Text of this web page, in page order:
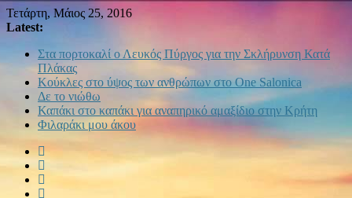
Τετάρτη, Μάιος 25, 2016
Latest:
Στα πορτοκαλί ο Λευκός Πύργος για την Σκλήρυνση Κατά
Πλάκας
Κούκλες στο ύψος των ανθρώπων στο One Salonica
Δε το νιώθω
Καπάκι στο καπάκι για αναπηρικό αμαξίδιο στην Κρήτη
Φιλαράκι μου άκου